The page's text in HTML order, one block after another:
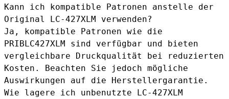
Kann ich kompatible Patronen anstelle der
Original LC-427XLM verwenden?
Ja, kompatible Patronen wie die
PRIBLC427XLM sind verfügbar und bieten
vergleichbare Druckqualität bei reduzierten
Kosten. Beachten Sie jedoch mögliche
Auswirkungen auf die Herstellergarantie.
Wie lagere ich unbenutzte LC-427XLM